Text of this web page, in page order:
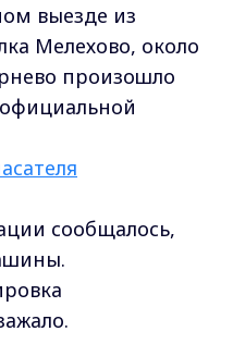
выезде из
Мелехово, около
произошло
сообщалось,